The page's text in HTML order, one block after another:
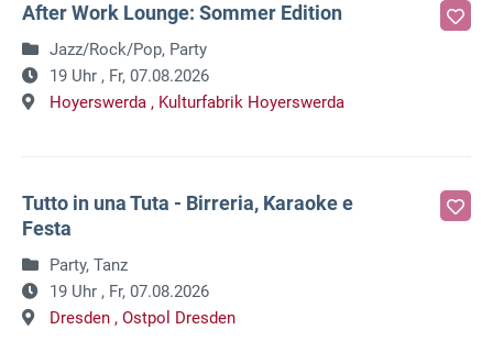
After Work Lounge: Sommer Edition
Jazz/Rock/Pop, Party
19 Uhr , Fr, 07.08.2026
Hoyerswerda , Kulturfabrik Hoyerswerda
Tutto in una Tuta - Birreria, Karaoke e
Festa
Party, Tanz
19 Uhr , Fr, 07.08.2026
Dresden , Ostpol Dresden